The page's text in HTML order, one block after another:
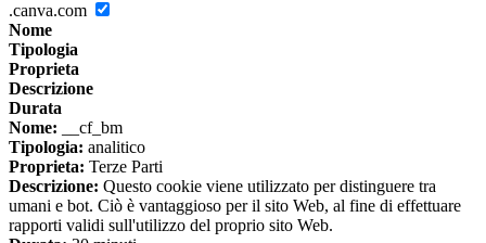
.canva.com
Nome
Tipologia
Proprieta
Descrizione
Durata
Nome: __cf_bm
Tipologia: analitico
Proprieta: Terze Parti
Descrizione: Questo cookie viene utilizzato per distinguere tra
umani e bot. Ciò è vantaggioso per il sito Web, al fine di effettuare
rapporti validi sull'utilizzo del proprio sito Web.